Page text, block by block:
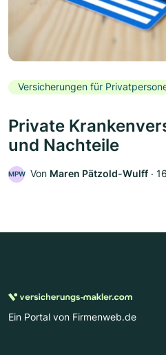
Versicherungen für
Private
und Nachteile
MPW Von Maren Pätzold-Wulff ‧
Ein Portal von Firmenweb.de